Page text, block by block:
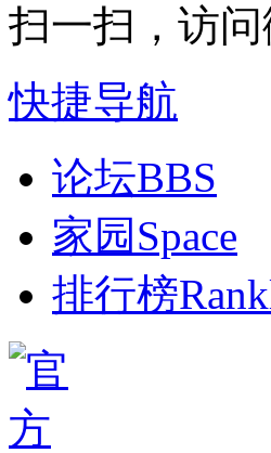
扫一扫，访
快捷导航
论坛BBS
家园 Space
排行榜